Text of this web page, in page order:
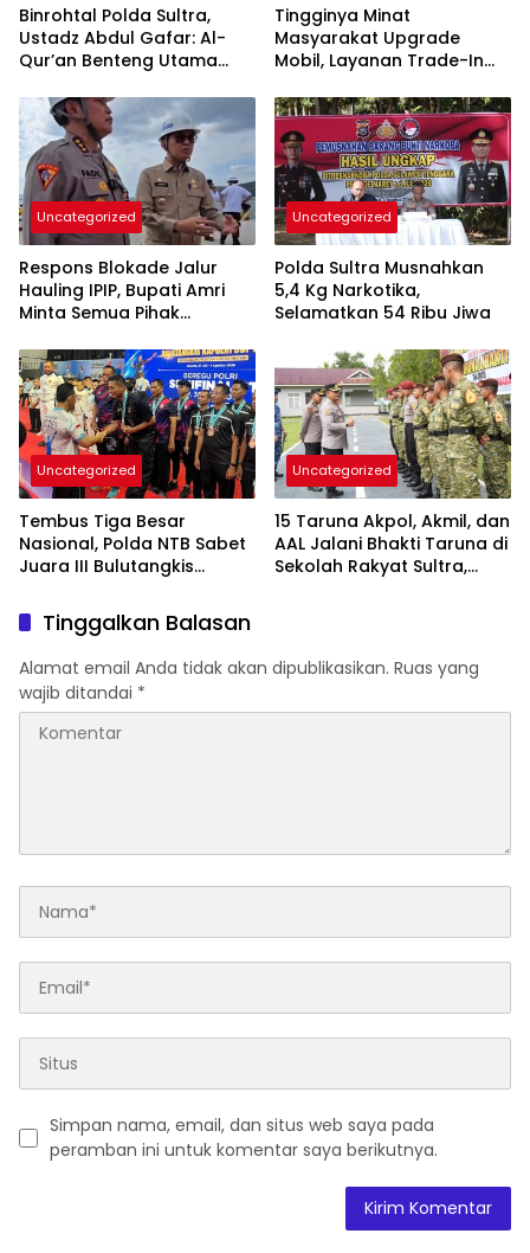
Binrohtal Polda Sultra,
Ustadz Abdul Gafar: Al-
Qur’an Benteng Utama
Penyimpangan Sosial
Tingginya Minat
Masyarakat Upgrade
Mobil, Layanan Trade-In
Permintaan
Uncategorized
Respons Blokade Jalur
Hauling IPIP, Bupati Amri
Minta Semua Pihak
Kepastian Hukum
Uncategorized
Polda Sultra Musnahkan
5,4 Kg Narkotika,
Selamatkan 54 Ribu Jiwa
Uncategorized
Tembus Tiga Besar
Nasional, Polda NTB Sabet
Juara III Bulutangkis
Uncategorized
15 Taruna Akpol, Akmil, dan
AAL Jalani Bhakti Taruna di
Sekolah Rakyat Sultra,
Tinggalkan Balasan
Alamat email Anda tidak akan dipublikasikan. Ruas yang
wajib ditandai *
Simpan nama, email, dan situs web saya pada
peramban ini untuk komentar saya berikutnya.